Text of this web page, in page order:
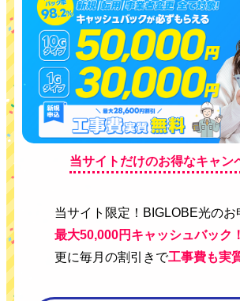
当サイトだけのお得なキャン
当サイト限定！BIGLOBE光のお
最大50,000円キャッシュバック！
更に毎月の割引きで工事費も実